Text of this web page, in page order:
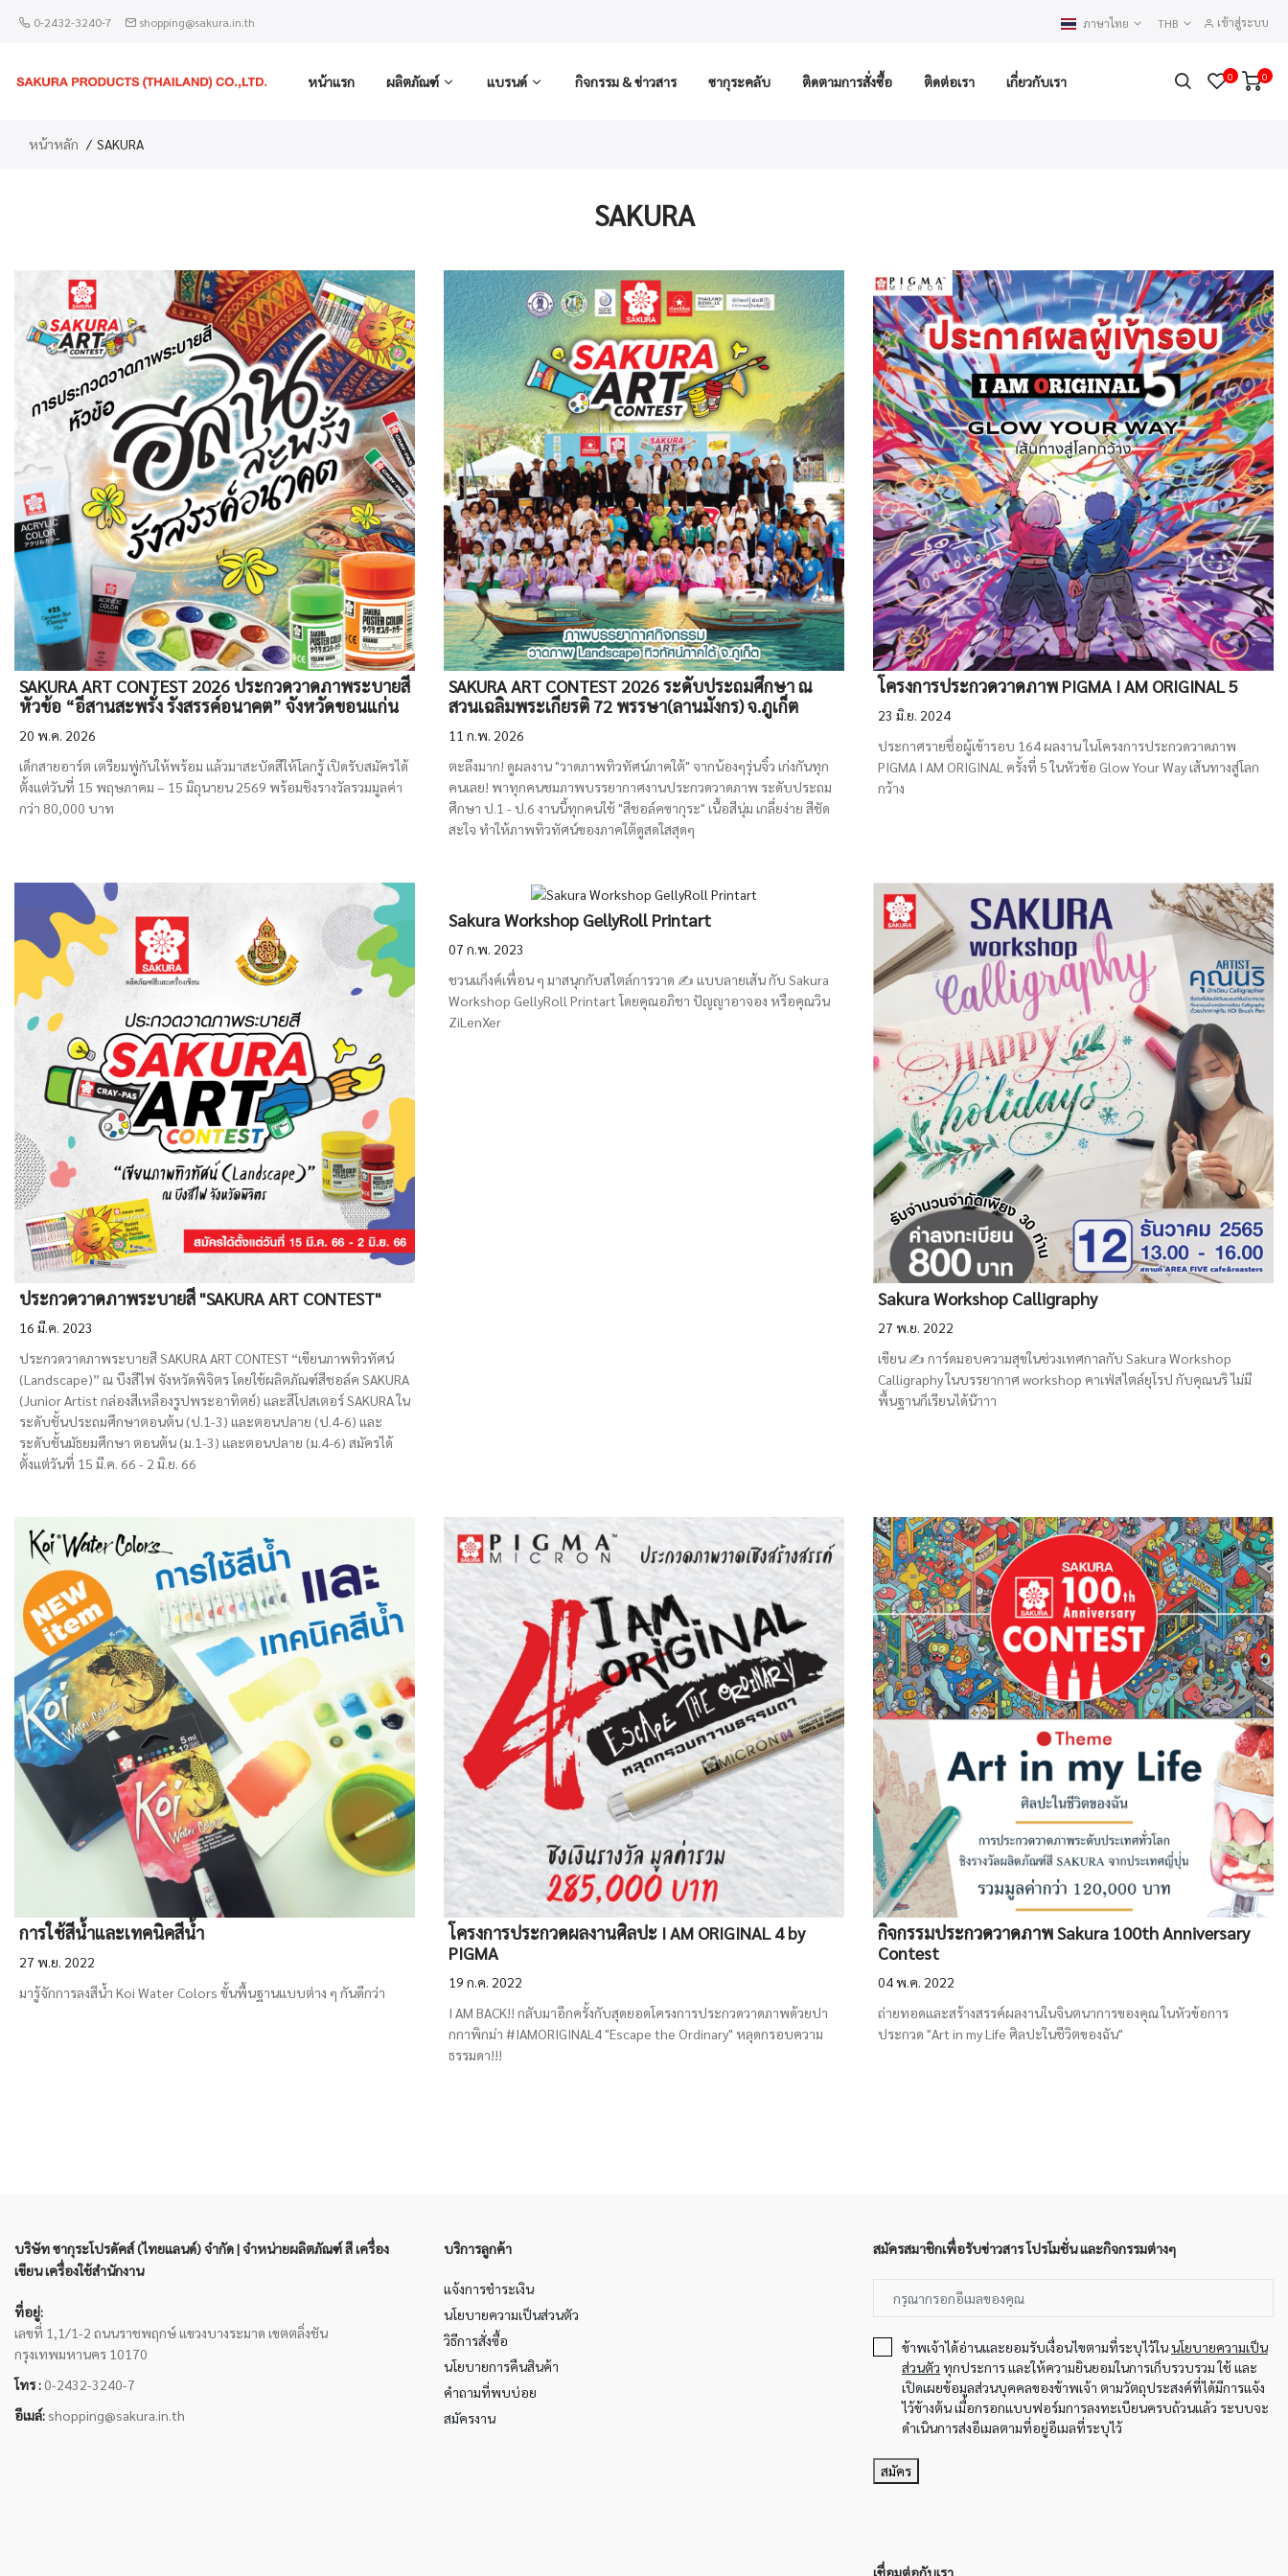
0-2432-3240-7 shopping@sakura.in.th ภาษาไทย THB เข้าสู่ระบบ
หน้าแรก ผลิตภัณฑ์ แบรนด์ กิจกรรม & ข่าวสาร ซากุระคลับ ติดตามการสั่งซื้อ ติดต่อเรา เกี่ยวกับเรา 0 0
หน้าหลัก SAKURA
SAKURA
SAKURA ART CONTEST 2026 ประกวดวาดภาพระบายสี
หัวข้อ “อีสานสะพรั่ง รังสรรค์อนาคต” จังหวัดขอนแก่น
20 พ.ค. 2026
เด็กสายอาร์ต เตรียมพู่กันให้พร้อม แล้วมาสะบัดสีให้โลกรู้ เปิดรับสมัครได้
ตั้งแต่วันที่ 15 พฤษภาคม – 15 มิถุนายน 2569 พร้อมชิงรางวัลรวมมูลค่า
กว่า 80,000 บาท
SAKURA ART CONTEST 2026 ระดับประถมศึกษา ณ
สวนเฉลิมพระเกียรติ 72 พรรษา(ลานมังกร) จ.ภูเก็ต
11 ก.พ. 2026
ตะลึงมาก! ดูผลงาน "วาดภาพทิวทัศน์ภาคใต้" จากน้องๆรุ่นจิ๋ว เก่งกันทุก
คนเลย! พาทุกคนชมภาพบรรยากาศงานประกวดวาดภาพ ระดับประถม
ศึกษา ป.1 - ป.6 งานนี้ทุกคนใช้ "สีชอล์คซากุระ" เนื้อสีนุ่ม เกลี่ยง่าย สีชัด
สะใจ ทำให้ภาพทิวทัศน์ของภาคใต้ดูสดใสสุดๆ
โครงการประกวดวาดภาพ PIGMA I AM ORIGINAL 5
23 มิ.ย. 2024
ประกาศรายชื่อผู้เข้ารอบ 164 ผลงาน ในโครงการประกวดวาดภาพ
PIGMA I AM ORIGINAL ครั้งที่ 5 ในหัวข้อ Glow Your Way เส้นทางสู่โลก
กว้าง
ประกวดวาดภาพระบายสี "SAKURA ART CONTEST"
16 มี.ค. 2023
ประกวดวาดภาพระบายสี SAKURA ART CONTEST “เขียนภาพทิวทัศน์
(Landscape)” ณ บึงสีไฟ จังหวัดพิจิตร โดยใช้ผลิตภัณฑ์สีชอล์ค SAKURA
(Junior Artist กล่องสีเหลืองรูปพระอาทิตย์) และสีโปสเตอร์ SAKURA ใน
ระดับชั้นประถมศึกษาตอนต้น (ป.1-3) และตอนปลาย (ป.4-6) และ
ระดับชั้นมัธยมศึกษา ตอนต้น (ม.1-3) และตอนปลาย (ม.4-6) สมัครได้
ตั้งแต่วันที่ 15 มี.ค. 66 - 2 มิ.ย. 66
Sakura Workshop GellyRoll Printart
07 ก.พ. 2023
ชวนแก็งค์เพื่อน ๆ มาสนุกกับสไตล์การวาด ✍️ แบบลายเส้น กับ Sakura
Workshop GellyRoll Printart โดยคุณอภิชา ปัญญาอาจอง หรือคุณวิน
ZiLenXer
Sakura Workshop Calligraphy
27 พ.ย. 2022
เขียน ✍️ การ์ดมอบความสุขในช่วงเทศกาลกับ Sakura Workshop
Calligraphy ในบรรยากาศ workshop คาเฟ่สไตล์ยุโรป กับคุณนริ ไม่มี
พื้นฐานก็เรียนได้น๊าาา
การใช้สีน้ำและเทคนิคสีน้ำ
27 พ.ย. 2022
มารู้จักการลงสีน้ำ Koi Water Colors ขั้นพื้นฐานแบบต่าง ๆ กันดีกว่า
โครงการประกวดผลงานศิลปะ I AM ORIGINAL 4 by
PIGMA
19 ก.ค. 2022
I AM BACK!! กลับมาอีกครั้งกับสุดยอดโครงการประกวดวาดภาพด้วยปา
กกาพิกม่า #IAMORIGINAL4 "Escape the Ordinary" หลุดกรอบความ
ธรรมดา!!!
กิจกรรมประกวดวาดภาพ Sakura 100th Anniversary
Contest
04 พ.ค. 2022
ถ่ายทอดและสร้างสรรค์ผลงานในจินตนาการของคุณ ในหัวข้อการ
ประกวด "Art in my Life ศิลปะในชีวิตของฉัน"
บริษัท ซากุระโปรดัคส์ (ไทยแลนด์) จำกัด | จำหน่ายผลิตภัณฑ์ สี เครื่อง
เขียน เครื่องใช้สำนักงาน
ที่อยู่:
เลขที่ 1,1/1-2 ถนนราชพฤกษ์ แขวงบางระมาด เขตตลิ่งชัน
กรุงเทพมหานคร 10170
โทร : 0-2432-3240-7
อีเมล์: shopping@sakura.in.th
บริการลูกค้า
แจ้งการชำระเงิน
นโยบายความเป็นส่วนตัว
วิธีการสั่งซื้อ
นโยบายการคืนสินค้า
คำถามที่พบบ่อย
สมัครงาน
สมัครสมาชิกเพื่อรับข่าวสาร โปรโมชั่น และกิจกรรมต่างๆ
ข้าพเจ้าได้อ่านและยอมรับเงื่อนไขตามที่ระบุไว้ในนโยบายความเป็น
ส่วนตัว ทุกประการ และให้ความยินยอมในการเก็บรวบรวม ใช้ และ
เปิดเผยข้อมูลส่วนบุคคลของข้าพเจ้า ตามวัตถุประสงค์ที่ได้มีการแจ้ง
ไว้ข้างต้น เมื่อกรอกแบบฟอร์มการลงทะเบียนครบถ้วนแล้ว ระบบจะ
ดำเนินการส่งอีเมลตามที่อยู่อีเมลที่ระบุไว้
สมัคร
เชื่อมต่อกับเรา